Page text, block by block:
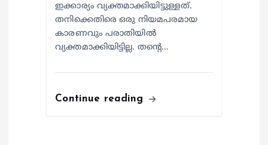
ഇക്കാര്യം വ്യക്തമാക്കിയിട്ടുള്ളത്.
തനിക്കെതിരെ ഒരു നിയമപരമായ
കാരണവും പരാതിയില്‍
വ്യക്തമാക്കിയിട്ടില്ല. തന്റെ…
Continue reading